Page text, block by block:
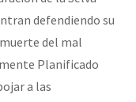
defendiendo su
del mal
Planificado
a las